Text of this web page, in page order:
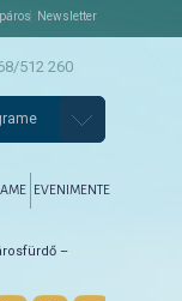
Newsletter
512 260
EVENIMENTE
–